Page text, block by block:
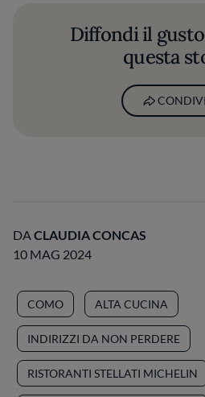
Diffondi il
questa
DACLAUDIA CONCAS
10 MAG 2024
COMO ALTA CUCINA
INDIRIZZI DA NON PERDERE
RISTORANTI STELLATI MICHELIN